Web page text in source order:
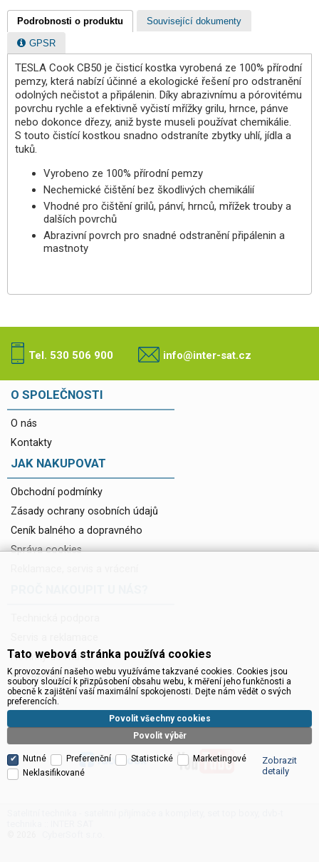
Podrobnosti o produktu Související dokumenty
GPSR
TESLA Cook CB50 je čisticí kostka vyrobená ze 100% přírodní
pemzy, která nabízí účinné a ekologické řešení pro odstranění
odolných nečistot a připálenin. Díky abrazivnímu a pórovitému
povrchu rychle a efektivně vyčistí mřížky grilu, hrnce, pánve
nebo dokonce dřezy, aniž byste museli používat chemikálie.
S touto čistící kostkou snadno odstraníte zbytky uhlí, jídla a
tuků.
Vyrobeno ze 100% přírodní pemzy
Nechemické čištění bez škodlivých chemikálií
Vhodné pro čištění grilů, pánví, hrnců, mřížek trouby a
dalších povrchů
Abrazivní povrch pro snadné odstranění připálenin a
mastnoty
Tel. 530 506 900 info@inter-sat.cz
O SPOLEČNOSTI
O nás
Kontakty
JAK NAKUPOVAT
Obchodní podmínky
Zásady ochrany osobních údajů
Ceník balného a dopravného
Správa cookies
Novinky do mailu
Ke stažení
Tato webová stránka používá cookies
K provozování našeho webu využíváme takzvané cookies. Cookies jsou
soubory sloužící k přizpůsobení obsahu webu, k měření jeho funkčnosti a
obecně k zajištění vaší maximální spokojenosti. Dejte nám vědět o svých
preferencích.
Povolit výběr
Povolit všechny cookies
Nutné Preferenční Statistické
Marketingové
Neklasifikované
Zobrazit
detaily